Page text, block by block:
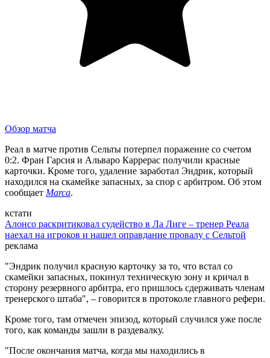
Обзор матча
Реал в матче против Сельты потерпел поражение со счетом
0:2. Фран Гарсия и Альваро Каррерас получили красные
карточки. Кроме того, удаление заработал Эндрик, который
находился на скамейке запасных, за спор с арбитром. Об этом
сообщает Marca.
кстати
Алонсо раскритиковал судейство в Ла Лиге – тренер Реала
наехал на игроков и нашел оправдание провалу с Сельтой
реклама
"Эндрик получил красную карточку за то, что встал со
скамейки запасных, покинул техническую зону и кричал в
сторону резервного арбитра, его пришлось сдерживать членам
тренерского штаба", – говорится в протоколе главного рефери.
Кроме того, там отмечен эпизод, который случился уже после
того, как команды зашли в раздевалку.
"После окончания матча, когда мы находились в